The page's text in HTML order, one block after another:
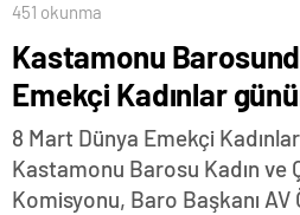
451 okunma
Kastamonu
Emekçi Kadınlar
8 Mart Dünya Emekçi
Kastamonu Barosu Kadın ve
Komisyonu, Baro Başkanı AV